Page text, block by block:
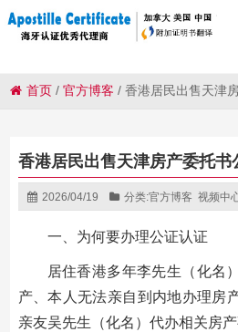
首页 /官方博客 /香港居民出售天津
香港居民出售天津房产委托书
2026/04/19 分类:官方博客 视频中
一、为何要办理公证认证
居住香港多年李先生（化名
产、本人无法亲自到内地办理房
亲友吴先生（化名）代办相关房产